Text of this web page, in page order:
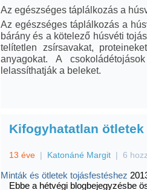
Az egészséges táplálkozás a
Az egészséges táplálkozás a
bárány és a kötelező húsvéti
telítetlen zsírsavakat,
anyagokat. A
lelassíthatják a beleket.
Kifogyhatatlan
13 éve | Katonáné Margit | 6
Minták és ötletek tojásfestéshez
Ebbe a hétvégi blogbejegyzésbe